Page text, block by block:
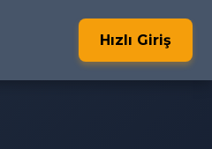
Hızlı Giriş